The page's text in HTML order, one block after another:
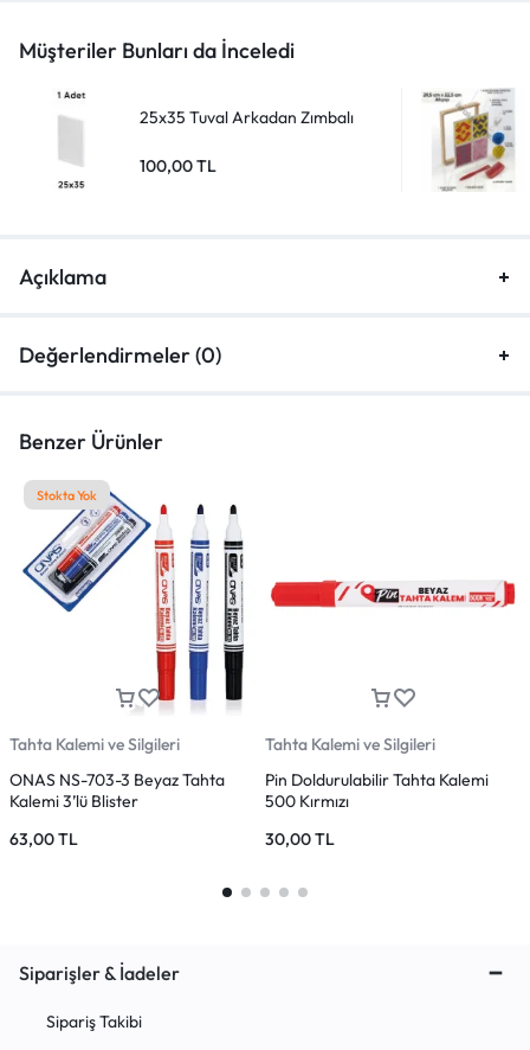
Müşteriler Bunları da İnceledi
25x35 Tuval Arkadan Zımbalı
100,00TL
Açıklama
Değerlendirmeler (0)
Benzer Ürünler
Stokta Yok
Tahta Kalemi ve Silgileri
ONAS NS-703-3 Beyaz Tahta
Kalemi 3’lü Blister
63,00TL
Tahta Kalemi ve Silgileri
Pin Doldurulabilir Tahta Kalemi
500 Kırmızı
30,00TL
Siparişler & İadeler
Sipariş Takibi